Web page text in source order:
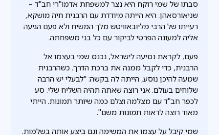
סבתו של שמי רוקח היא נצר למשפחת אדמו"רי חב"ד –
שניאורסאהן. היא הייתה מיודדת עם הרבנית חיה מושקא,
רעייתו של הרבי מליובאוויטש מלך המשיח ולא פעם הגיעה
אליה למעונה הפרטי לביקור עם כל בני משפחתה.
פעם, לקראת נסיעה לישראל, נכנס שמי בעצמו אל
הרבנית, כדי לקבל ממנה את ברכת הדרך. כשהרבנית
שמעה להיכן נוסע, הייתה לה בקשה: "לבעלי יש הרבה
שלוחים בעולם. אני רוצה שאתה תהיה השליח שלי. סע
לכפר חב"ד עם מצלמה וצלם כמה שיותר תמונות. הייתי
מאוד רוצה לראות תמונות משם".
שמי קיבל על עצמו את המשימה וגם ביצע אותה בשלמות.